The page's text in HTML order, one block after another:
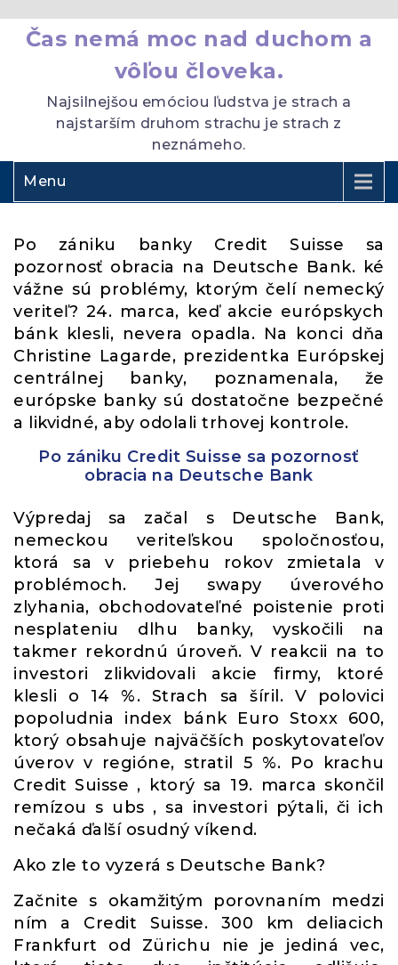
Čas nemá moc nad duchom a
vôľou človeka.
Najsilnejšou emóciou ľudstva je strach a
najstarším druhom strachu je strach z
neznámeho.
Menu
Po zániku banky Credit Suisse sa
pozornosť obracia na Deutsche Bank. ké
vážne sú problémy, ktorým čelí nemecký
veriteľ? 24. marca, keď akcie európskych
bánk klesli, nevera opadla. Na konci dňa
Christine Lagarde, prezidentka Európskej
centrálnej banky, poznamenala, že
európske banky sú dostatočne bezpečné
a likvidné, aby odolali trhovej kontrole.
Po zániku Credit Suisse sa pozornosť
obracia na Deutsche Bank
Výpredaj sa začal s Deutsche Bank,
nemeckou veriteľskou spoločnosťou,
ktorá sa v priebehu rokov zmietala v
problémoch. Jej swapy úverového
zlyhania, obchodovateľné poistenie proti
nesplateniu dlhu banky, vyskočili na
takmer rekordnú úroveň. V reakcii na to
investori zlikvidovali akcie firmy, ktoré
klesli o 14 %. Strach sa šíril. V polovici
popoludnia index bánk Euro Stoxx 600,
ktorý obsahuje najväčších poskytovateľov
úverov v regióne, stratil 5 %. Po krachu
Credit Suisse , ktorý sa 19. marca skončil
remízou s ubs , sa investori pýtali, či ich
nečaká ďalší osudný víkend.
Ako zle to vyzerá s Deutsche Bank?
Začnite s okamžitým porovnaním medzi
ním a Credit Suisse. 300 km deliacich
Frankfurt od Zürichu nie je jediná vec,